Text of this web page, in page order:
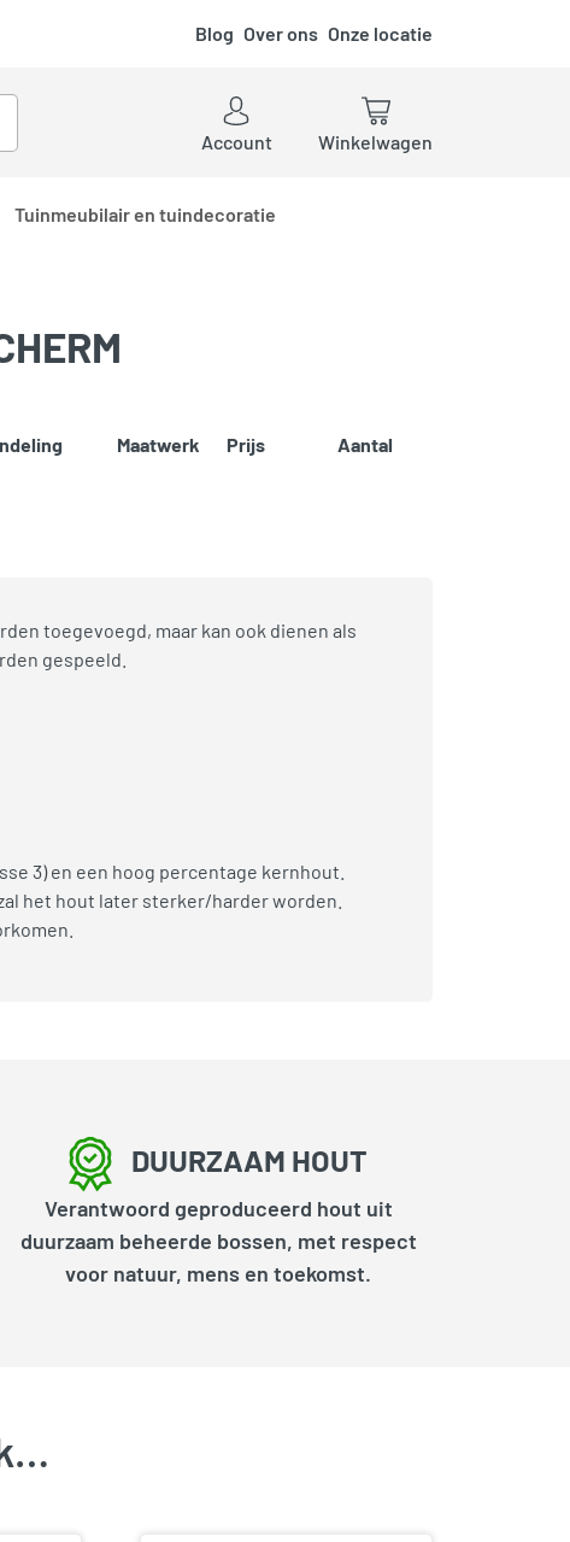
Blog Over ons Onze locatie
Account
Winkelwagen
Tuinmeubilair en tuindecoratie
Maatwerk Prijs Aantal
toegevoegd, maar kan ook dienen als
gespeeld.
3) en een hoog percentage kernhout.
het hout later sterker/harder worden.
DUURZAAM HOUT
Verantwoord geproduceerd hout uit
duurzaam beheerde bossen, met respect
voor natuur, mens en toekomst.